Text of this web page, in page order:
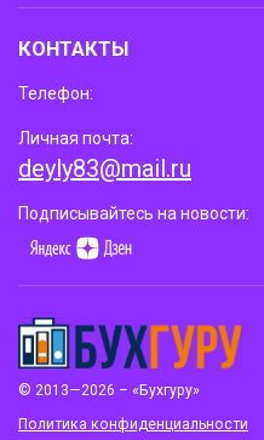
© 2013—2026 – «Бухгуру»
Политика конфиденциальности
КОНТАКТЫ
Телефон:
Личная почта:
deyly83@mail.ru
Подписывайтесь на новости: